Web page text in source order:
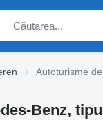
Autoturisme
Benz,